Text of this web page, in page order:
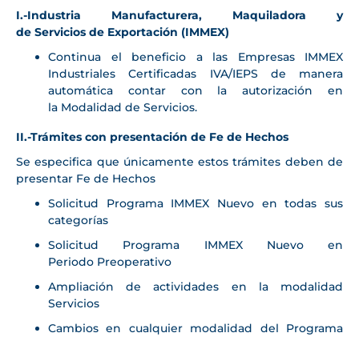
I.-Industria Manufacturera, Maquiladora y
de Servicios de Exportación (IMMEX)
Continua el beneficio a las Empresas IMMEX
Industriales Certificadas IVA/IEPS de manera
automática contar con la autorización en
la Modalidad de Servicios.
II.-Trámites con presentación de Fe de Hechos
Se especifica que únicamente estos trámites deben de
presentar Fe de Hechos
Solicitud Programa IMMEX Nuevo en todas sus
categorías
Solicitud Programa IMMEX Nuevo en
Periodo Preoperativo
Ampliación de actividades en la modalidad
Servicios
Cambios en cualquier modalidad del Programa